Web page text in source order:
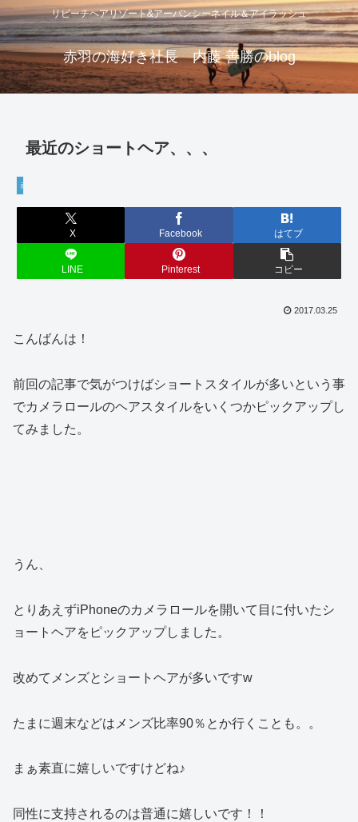
リビーチヘアリゾート&アーバンシーネイル＆アイラッシュ
赤羽の海好き社長 内藤 善勝のblog
最近のショートヘア、、、
赤羽
X Facebook はてブ
LINE Pinterest コピー
2017.03.25
こんばんは！
前回の記事で気がつけばショートスタイルが多いという事
でカメラロールのヘアスタイルをいくつかピックアップし
てみました。
うん、
とりあえずiPhoneのカメラロールを開いて目に付いたシ
ョートヘアをピックアップしました。
改めてメンズとショートヘアが多いですw
たまに週末などはメンズ比率90％とか行くことも。。
まぁ素直に嬉しいですけどね♪
同性に支持されるのは普通に嬉しいです！！